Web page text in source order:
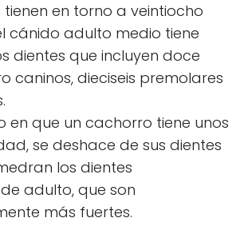
en torno a veintiocho
cánido adulto medio tiene
dientes que incluyen doce
caninos, dieciseis premolares
en que un cachorro tiene unos
se deshace de sus dientes
los dientes
adulto, que son
más fuertes.